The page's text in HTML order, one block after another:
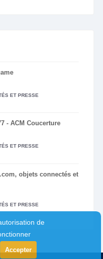
ET PRESSE
- ACM Coucerture
ET PRESSE
objets connectés et
ET PRESSE
de
Accepter